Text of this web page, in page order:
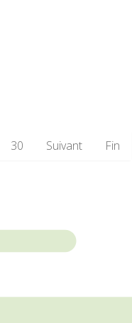
30 Suivant Fin